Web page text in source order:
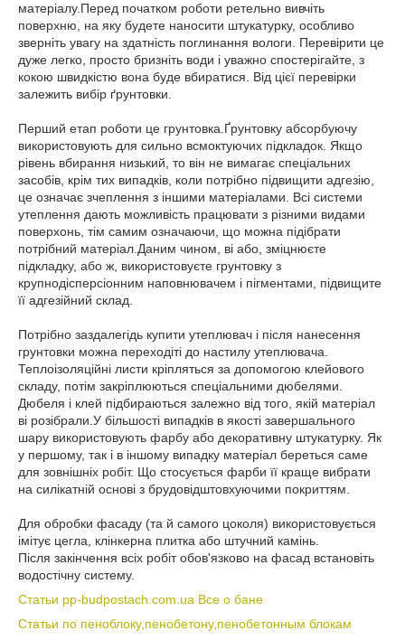
матеріалу.Перед початком роботи ретельно вивчіть
поверхню, на яку будете наносити штукатурку, особливо
зверніть увагу на здатність поглинання вологи. Перевірити це
дуже легко, просто бризніть води і уважно спостерігайте, з
кокою швидкістю вона буде вбиратися. Від цієї перевірки
залежить вибір ґрунтовки.
Перший етап роботи це грунтовка.Ґрунтовку абсорбуючу
використовують для сильно всмоктуючих підкладок. Якщо
рівень вбирання низький, то він не вимагає спеціальних
засобів, крім тих випадків, коли потрібно підвищити адгезію,
це означає зчеплення з іншими матеріалами. Всі системи
утеплення дають можливість працювати з різними видами
поверхонь, тім самим означаючи, що можна підібрати
потрібний матеріал.Даним чином, ві або, зміцнюєте
підкладку, або ж, використовуєте грунтовку з
крупнодісперсіонним наповнювачем і пігментами, підвищите
її адгезійний склад.
Потрібно заздалегідь купити утеплювач і після нанесення
грунтовки можна переходіті до настилу утеплювача.
Теплоізоляційні листи кріпляться за допомогою клейового
складу, потім закріплюються спеціальними дюбелями.
Дюбеля і клей підбираються залежно від того, якій матеріал
ві розібрали.У більшості випадків в якості завершального
шару використовують фарбу або декоративну штукатурку. Як
у першому, так і в іншому випадку матеріал береться саме
для зовнішніх робіт. Що стосується фарби її краще вибрати
на силікатній основі з брудовідштовхуючими покриттям.
Для обробки фасаду (та й самого цоколя) використовується
імітує цегла, клінкерна плитка або штучний камінь.
Після закінчення всіх робіт обов'язково на фасад встановіть
водостічну систему.
Статьи pp-budpostach.com.ua Все о бане
Статьи по пеноблоку,пенобетону,пенобетонным блокам